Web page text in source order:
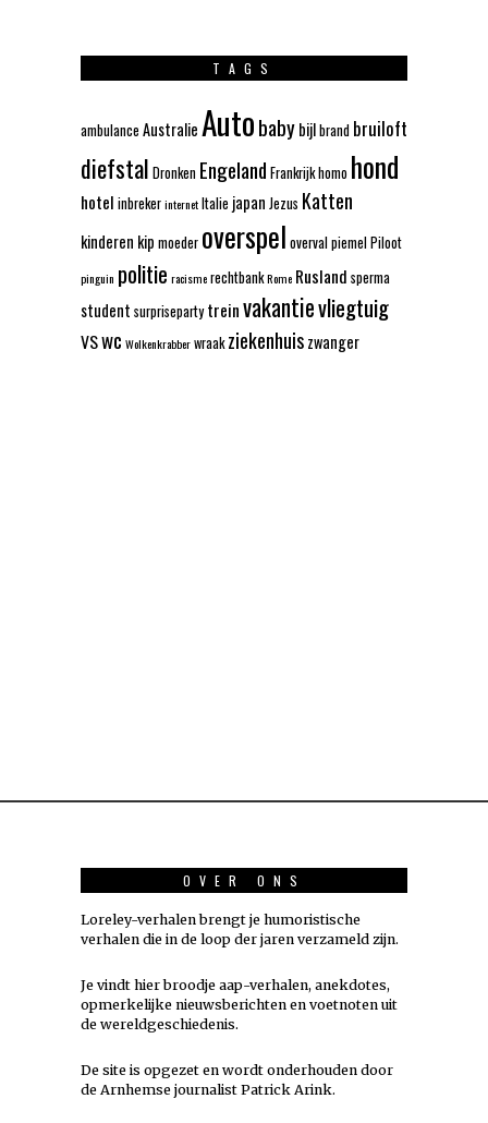
TAGS
ambulance AustralieAutobabybijlbrand bruiloft
diefstal Dronken Engeland Frankrijkhomo hond
hotel inbrekerinternetItalie japan Jezus Katten
kinderen kip moeder overspel overvalpiemelPiloot
pinguin politie racismerechtbankRome Rusland sperma
student surpriseparty treinvakantievliegtuig
VSwc Wolkenkrabberwraak ziekenhuiszwanger
OVER ONS
Loreley-verhalen brengt je humoristische
verhalen die in de loop der jaren verzameld zijn.
Je vindt hier broodje aap-verhalen, anekdotes,
opmerkelijke nieuwsberichten en voetnoten uit
de wereldgeschiedenis.
De site is opgezet en wordt onderhouden door
de Arnhemse journalist Patrick Arink.